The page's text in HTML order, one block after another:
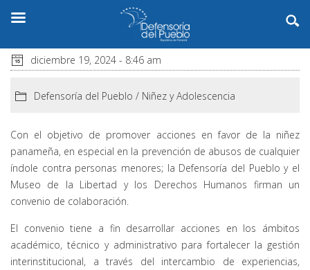
diciembre 19, 2024 - 8:46 am
Defensoría del Pueblo / Niñez y Adolescencia
Con el objetivo de promover acciones en favor de la niñez
panameña, en especial en la prevención de abusos de cualquier
índole contra personas menores; la Defensoría del Pueblo y el
Museo de la Libertad y los Derechos Humanos firman un
convenio de colaboración.
El convenio tiene a fin desarrollar acciones en los ámbitos
académico, técnico y administrativo para fortalecer la gestión
interinstitucional, a través del intercambio de experiencias,